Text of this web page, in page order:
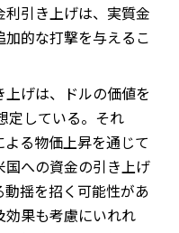
引き上げは、実質金
的な打撃を与えるこ
げは、ドルの価値を
定している。それ
る物価上昇を通じて
への資金の引き上げ
揺を招く可能性があ
効果も考慮にいれれ